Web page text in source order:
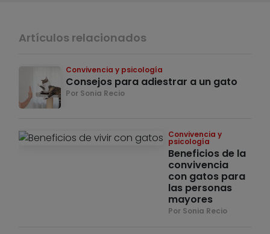
Artículos relacionados
Convivencia y psicología
Consejos para adiestrar a un gato
Por Sonia Recio
Convivencia y
psicología
Beneficios de la
convivencia
con gatos para
las personas
mayores
Por Sonia Recio